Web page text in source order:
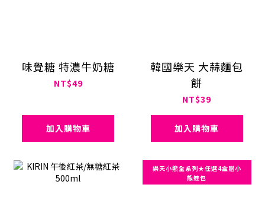
味覺糖 特濃牛奶糖
NT$49
加入購物車
韓國樂天 大蒜麵包
餅
NT$39
加入購物車
樂天小熊全系列★任選4盒贈小
熊娃包